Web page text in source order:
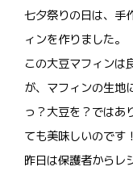
七夕祭りの日は、手
ィンを作りました。
この大豆マフィンは
が、マフィンの生地
っ？大豆を？ではあ
ても美味しいのです
昨日は保護者からレ